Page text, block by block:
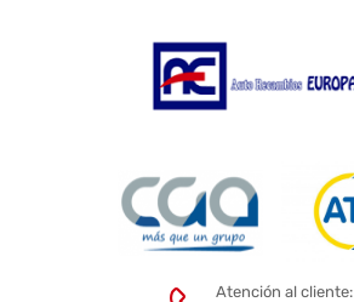
Atención al cliente: